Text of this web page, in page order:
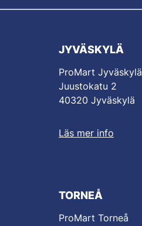
JYVÄSKYLÄ
ProMart Jyväskylä
Juustokatu 2
40320 Jyväskylä
Läs mer info
TORNEÅ
ProMart Torneå